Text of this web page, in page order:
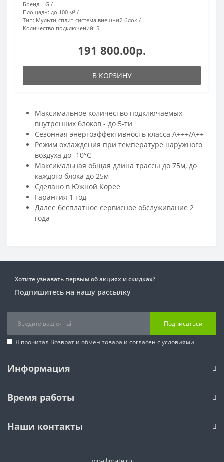
Бренд: LG
Площадь: до 100 м²
Тип: Мульти-сплит-система внешний блок
Количество подключений: 5
191 800.00р.
В КОРЗИНУ
Максимальное количество подключаемых
внутренних блоков - до 5-ти
Сезонная энергоэффективность класса А+++/А++
Режим охлаждения при температуре наружного
воздуха до -10°С
Максимальная общая длина трассы до 75м, до
каждого блока до 25м
Сделано в Южной Корее
Гарантия 1 год
Далее бесплатное сервисное обслуживание 2
года
Хотите узнавать первым об акциях и скидках?
Подпишитесь на нашу рассылку
Подписаться
Я прочитал Возврат и обмен товара и согласен с условиями
Информация
Время работы
Наши контакты